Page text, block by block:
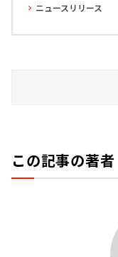
ニュースリリース
この記事の著者